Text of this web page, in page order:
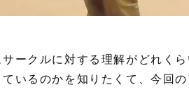
ークルに対する理解がどれく
いるのかを知りたくて、今回